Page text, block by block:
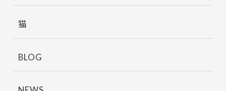
猫
BLOG